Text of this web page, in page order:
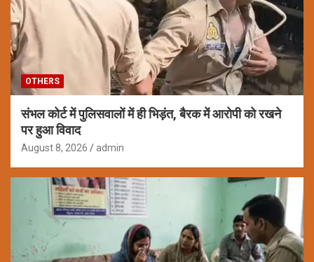
OTHERS
संभल कोर्ट में पुलिसवालों में ही भिड़ंत, बैरक में आरोपी को रखने
पर हुआ विवाद
August 8, 2026 admin